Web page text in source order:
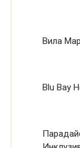
Вила
Blu Bay